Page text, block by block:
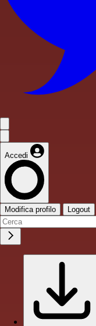
Accedi
Modifica profilo Logout